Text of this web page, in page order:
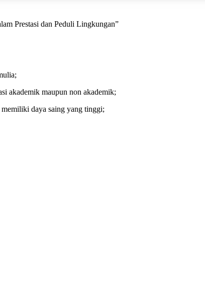
Prestasi dan Peduli Lingkungan”
akademik maupun non akademik;
daya saing yang tinggi;